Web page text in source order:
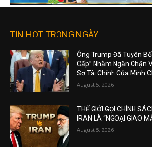
TIN HOT TRONG NGÀY
Ông Trump Đã Tuyên
Cấp” Nhằm Ngăn Chặn
Sơ Tài Chính Của Mình
August 5, 2026
THẾ GIỚI GỌI CHÍNH
IRAN LÀ “NGOẠI GIAO
August 5, 2026